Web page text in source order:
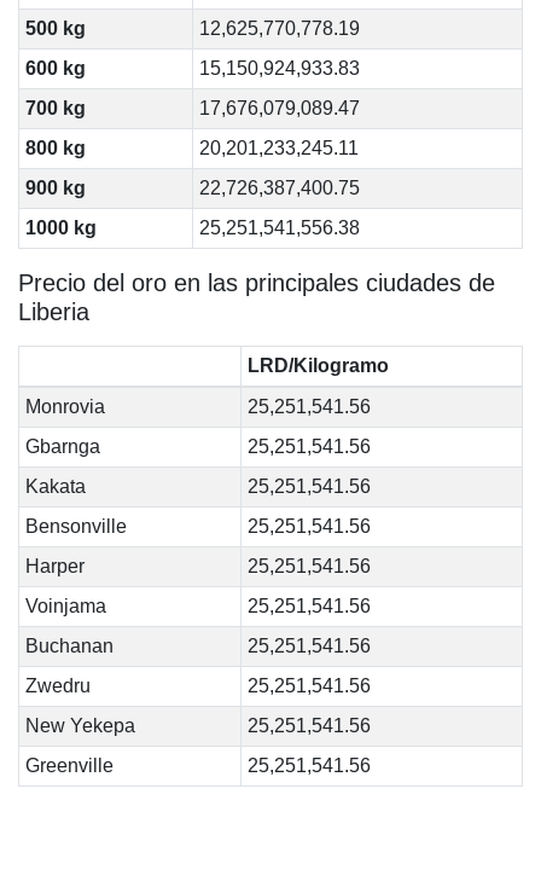
500 kg
12,625,770,778.19
600 kg
15,150,924,933.83
700 kg
17,676,079,089.47
800 kg
20,201,233,245.11
900 kg
22,726,387,400.75
1000 kg
25,251,541,556.38
Precio del oro en las principales ciudades de
Liberia
LRD/Kilogramo
Monrovia
25,251,541.56
Gbarnga
25,251,541.56
Kakata
25,251,541.56
Bensonville
25,251,541.56
Harper
25,251,541.56
Voinjama
25,251,541.56
Buchanan
25,251,541.56
Zwedru
25,251,541.56
New Yekepa
25,251,541.56
Greenville
25,251,541.56